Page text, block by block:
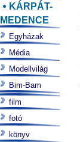
KÁRPÁT-
MEDENCE
Egyházak
Média
Modellvilág
Bim-Bam
film
fotó
könyv